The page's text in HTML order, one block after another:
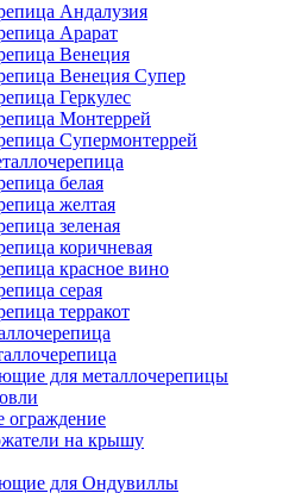
Андалузия
Арарат
Венеция
Венеция Супер
Геркулес
Монтеррей
Супермонтеррей
белая
желтая
зеленая
коричневая
красное вино
серая
терракот
для металлочерепицы
ограждение
на крышу
для Ондувиллы